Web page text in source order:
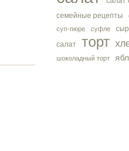
семейные рецепты
суп-пюре суфле
салат
торт
шоколадный торт